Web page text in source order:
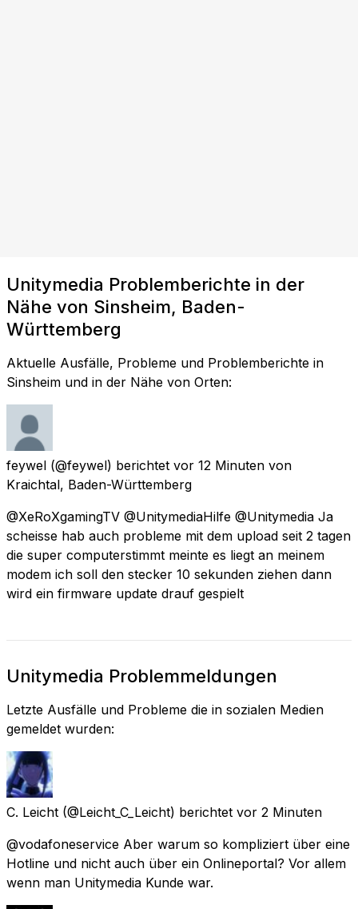
Unitymedia Problemberichte in der
Nähe von Sinsheim, Baden-
Württemberg
Aktuelle Ausfälle, Probleme und Problemberichte in
Sinsheim und in der Nähe von Orten:
feywel (@feywel) berichtet vor 12 Minuten von
Kraichtal, Baden-Württemberg
@XeRoXgamingTV @UnitymediaHilfe @Unitymedia Ja
scheisse hab auch probleme mit dem upload seit 2 tagen
die super computerstimmt meinte es liegt an meinem
modem ich soll den stecker 10 sekunden ziehen dann
wird ein firmware update drauf gespielt
Unitymedia Problemmeldungen
Letzte Ausfälle und Probleme die in sozialen Medien
gemeldet wurden:
C. Leicht (@Leicht_C_Leicht) berichtet vor 2 Minuten
@vodafoneservice Aber warum so kompliziert über eine
Hotline und nicht auch über ein Onlineportal? Vor allem
wenn man Unitymedia Kunde war.